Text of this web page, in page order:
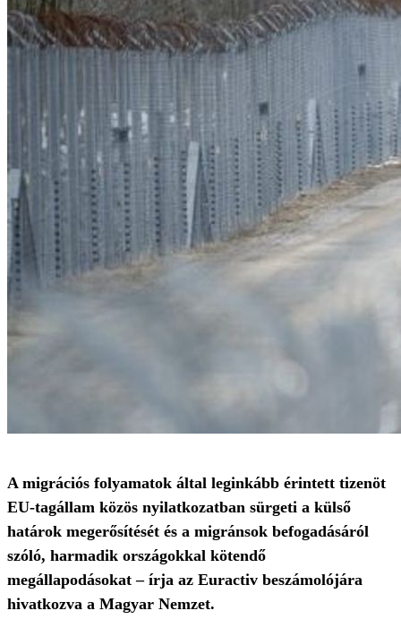
A migrációs folyamatok által leginkább érintett tizenöt
EU-tagállam közös nyilatkozatban sürgeti a külső
határok megerősítését és a migránsok befogadásáról
szóló, harmadik országokkal kötendő
megállapodásokat – írja az Euractiv beszámolójára
hivatkozva a Magyar Nemzet.